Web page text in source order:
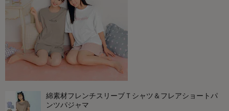
綿素材フレンチスリーブＴシャツ＆フレアショートパ
ンツパジャマ